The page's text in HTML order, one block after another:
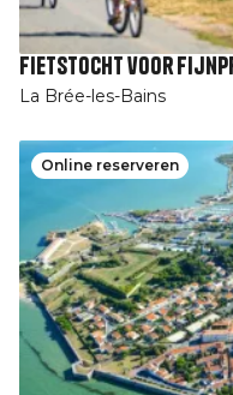
Fietstocht voor
La Brée-les-Bains
Online reserveren